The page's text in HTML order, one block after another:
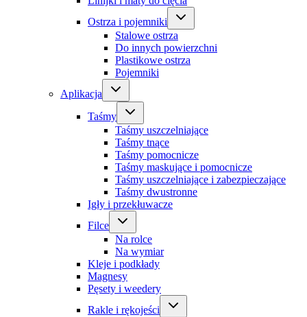
Ostrza i pojemniki
Stalowe ostrza
Do innych powierzchni
Plastikowe ostrza
Pojemniki
Aplikacja
Taśmy
Taśmy uszczelniające
Taśmy tnące
Taśmy pomocnicze
Taśmy maskujące i pomocnicze
Taśmy uszczelniające i zabezpieczające
Taśmy dwustronne
Igły i przekłuwacze
Filce
Na rolce
Na wymiar
Kleje i podkłady
Magnesy
Pęsety i weedery
Rakle i rękojeści